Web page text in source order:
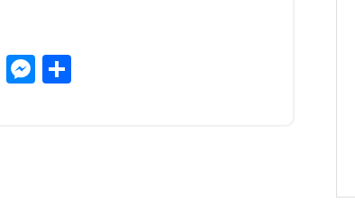
GmailMessenger